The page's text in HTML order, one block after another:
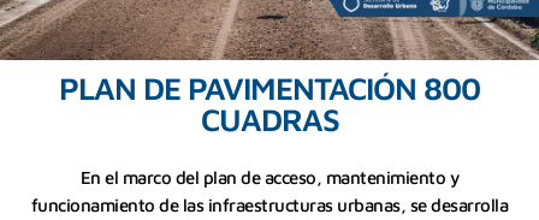
PLAN DE PAVIMENTACIÓN 800
CUADRAS
En el marco del plan de acceso, mantenimiento y
funcionamiento de las infraestructuras urbanas, se desarrolla